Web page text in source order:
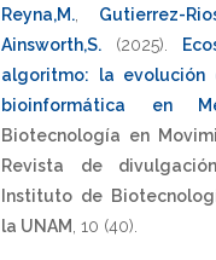
Reyna,M.
Gutierrez-
Ainsworth,S.
(2025)
algoritmo: la evolución
bioinformática en
Biotecnología en
Revista de
Instituto de
la UNAM 10 (40).